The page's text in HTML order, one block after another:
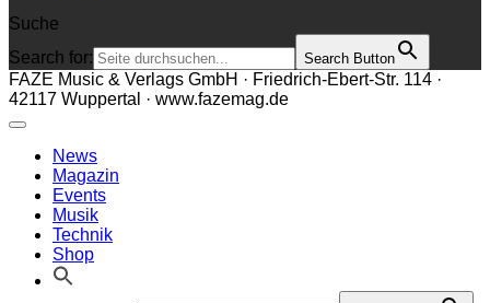
Suche
Search for:
Search Button
FAZE Music & Verlags GmbH · Friedrich-Ebert-Str. 114 ·
42117 Wuppertal · www.fazemag.de
News
Magazin
Events
Musik
Technik
Shop